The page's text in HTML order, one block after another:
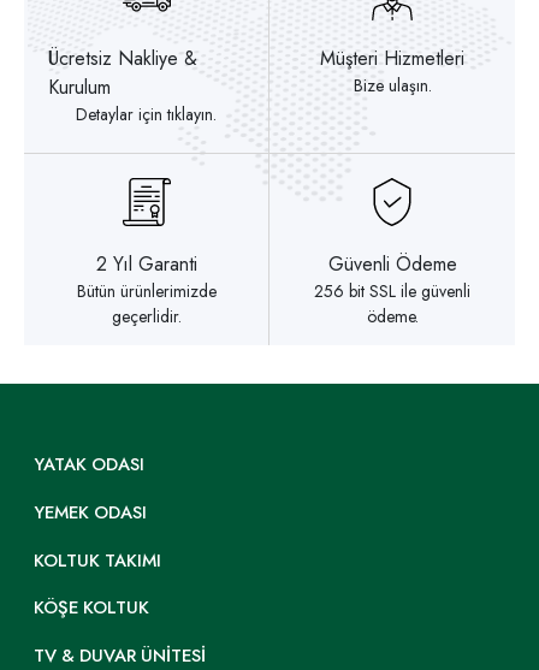
Ücretsiz Nakliye &
Kurulum
Detaylar için tıklayın.
Müşteri Hizmetleri
Bize ulaşın.
2 Yıl Garanti
Bütün ürünlerimizde
geçerlidir.
Güvenli Ödeme
256 bit SSL ile güvenli
ödeme.
YATAK ODASI
YEMEK ODASI
KOLTUK TAKIMI
KÖŞE KOLTUK
TV & DUVAR ÜNITESI